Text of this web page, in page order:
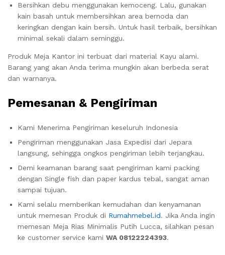
Bersihkan debu menggunakan kemoceng. Lalu, gunakan
kain basah untuk membersihkan area bernoda dan
keringkan dengan kain bersih. Untuk hasil terbaik, bersihkan
minimal sekali dalam seminggu.
Produk Meja Kantor ini terbuat dari material Kayu alami.
Barang yang akan Anda terima mungkin akan berbeda serat
dan warnanya.
Pemesanan & Pengiriman
Kami Menerima Pengiriman keseluruh Indonesia
Pengiriman menggunakan Jasa Expedisi dari Jepara
langsung, sehingga ongkos pengiriman lebih terjangkau.
Demi keamanan barang saat pengiriman kami packing
dengan Single fish dan paper kardus tebal, sangat aman
sampai tujuan.
Kami selalu memberikan kemudahan dan kenyamanan
untuk memesan Produk di Rumahmebel.id. Jika Anda ingin
memesan Meja Rias Minimalis Putih Lucca, silahkan pesan
ke customer service kami WA 08122224393.